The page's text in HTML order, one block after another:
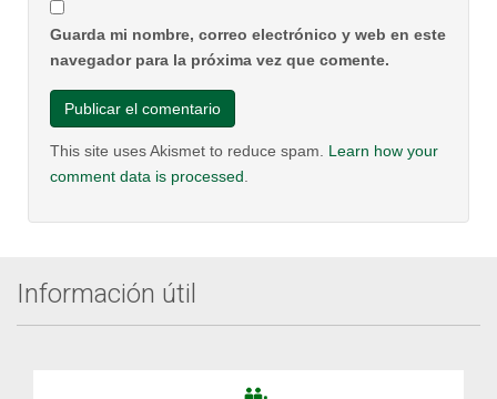
Guarda mi nombre, correo electrónico y web en este
navegador para la próxima vez que comente.
This site uses Akismet to reduce spam. Learn how your
comment data is processed
Información útil